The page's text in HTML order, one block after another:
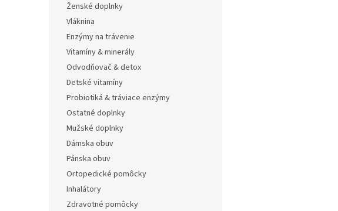
Ženské doplnky
Vláknina
Enzýmy na trávenie
Vitamíny & minerály
Odvodňovač & detox
Detské vitamíny
Probiotiká & tráviace enzýmy
Ostatné doplnky
Mužské doplnky
Dámska obuv
Pánska obuv
Ortopedické pomôcky
Inhalátory
Zdravotné pomôcky